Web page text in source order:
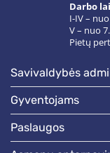
Darbo
I-IV –
V – nuo
Pietų
savivaldybės
gyventojams
paslaugos